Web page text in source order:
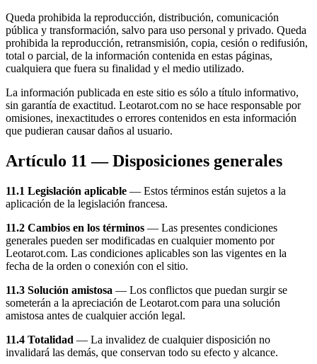
Queda prohibida la reproducción, distribución, comunicación
pública y transformación, salvo para uso personal y privado. Queda
prohibida la reproducción, retransmisión, copia, cesión o redifusión,
total o parcial, de la información contenida en estas páginas,
cualquiera que fuera su finalidad y el medio utilizado.
La información publicada en este sitio es sólo a título informativo,
sin garantía de exactitud. Leotarot.com no se hace responsable por
omisiones, inexactitudes o errores contenidos en esta información
que pudieran causar daños al usuario.
Artículo 11 — Disposiciones generales
11.1 Legislación aplicable — Estos términos están sujetos a la
aplicación de la legislación francesa.
11.2 Cambios en los términos — Las presentes condiciones
generales pueden ser modificadas en cualquier momento por
Leotarot.com. Las condiciones aplicables son las vigentes en la
fecha de la orden o conexión con el sitio.
11.3 Solución amistosa — Los conflictos que puedan surgir se
someterán a la apreciación de Leotarot.com para una solución
amistosa antes de cualquier acción legal.
11.4 Totalidad — La invalidez de cualquier disposición no
invalidará las demás, que conservan todo su efecto y alcance.